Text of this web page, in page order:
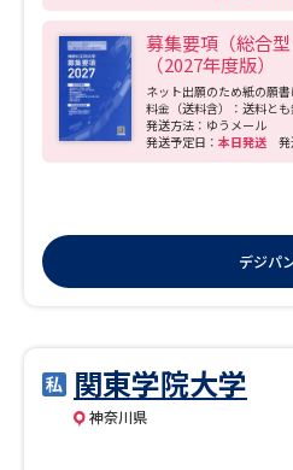
募集要項（総合型
（2027年度版）
ネット出願のため紙の願書
料金（送料含）：送料と
発送方法：ゆうメール
発送予定日： 本日発送
デジパ
関東学院大学
神奈川県